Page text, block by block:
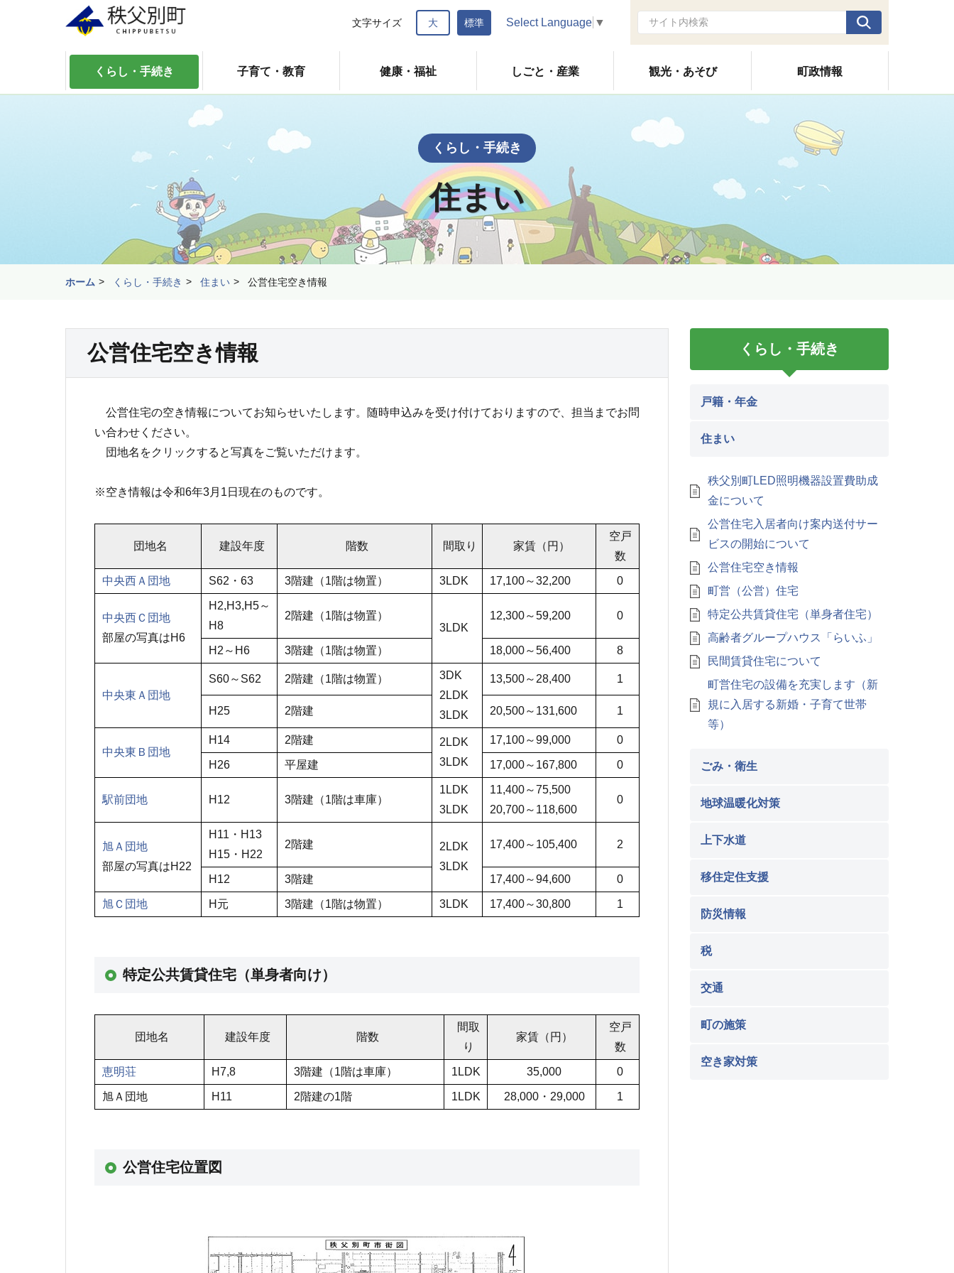
くらし・手続き 子育て・教育 健康・福祉 しごと・産業 観光・あそび 町政情報
文字サイズ 大 標準 Select Language ▼
くらし・手続き
住まい
ホーム くらし・手続き 住まい 公営住宅空き情報
公営住宅空き情報
公営住宅の空き情報についてお知らせいたします。随時申込みを受け付けておりますので、担当までお問
い合わせください。
団地名をクリックすると写真をご覧いただけます。
※空き情報は令和6年3月1日現在のものです。
団地名 建設年度 階数 間取り 家賃（円）
空戸
数
中央西Ａ団地 S62・63 3階建（1階は物置） 3LDK 17,100～32,200 0
中央西Ｃ団地
部屋の写真はH6
H2,H3,H5～
H8
2階建（1階は物置）
3LDK
12,300～59,200 0
H2～H6 3階建（1階は物置） 18,000～56,400 8
中央東Ａ団地
S60～S62 2階建（1階は物置）
3DK
2LDK
3LDK
13,500～28,400 1
H25 2階建 20,500～131,600 1
中央東Ｂ団地
H14 2階建
2LDK
3LDK
17,100～99,000 0
H26 平屋建 17,000～167,800 0
駅前団地 H12 3階建（1階は車庫）
1LDK
3LDK
11,400～75,500
20,700～118,600
0
旭Ａ団地
部屋の写真はH22
H11・H13
H15・H22
2階建
2LDK
3LDK
17,400～105,400 2
H12 3階建 17,400～94,600 0
旭Ｃ団地 H元 3階建（1階は物置） 3LDK 17,400～30,800 1
特定公共賃貸住宅（単身者向け）
団地名 建設年度 階数
間取
り
家賃（円）
空戸
数
恵明荘 H7,8 3階建（1階は車庫） 1LDK 35,000 0
旭Ａ団地 H11 2階建の1階 1LDK 28,000・29,000 1
公営住宅位置図
くらし・手続き
戸籍・年金
住まい
秩父別町LED照明機器設置費助成
金について
公営住宅入居者向け案内送付サー
ビスの開始について
公営住宅空き情報
町営（公営）住宅
特定公共賃貸住宅（単身者住宅）
高齢者グループハウス「らいふ」
民間賃貸住宅について
町営住宅の設備を充実します（新
規に入居する新婚・子育て世帯
等）
ごみ・衛生
地球温暖化対策
上下水道
移住定住支援
防災情報
税
交通
町の施策
空き家対策